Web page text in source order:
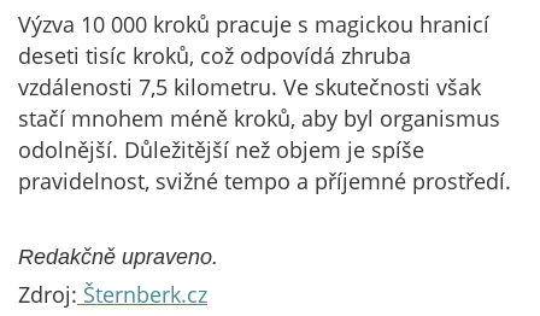
Výzva 10 000 kroků pracuje s magickou hranicí
deseti tisíc kroků, což odpovídá zhruba
vzdálenosti 7,5 kilometru. Ve skutečnosti však
stačí mnohem méně kroků, aby byl organismus
odolnější. Důležitější než objem je spíše
pravidelnost, svižné tempo a příjemné prostředí.
Redakčně upraveno.
Zdroj: Šternberk.cz